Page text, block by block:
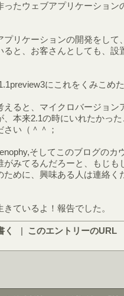
ったウェブアプリケーション
プリケーションの開発をして
ると、お客さんとしても、設
にこれをくみこめ
えると、マイクロバージョン
、本来2.1の時にいれたかっ
さい（＾＾；
そしてこのブログのカ
がみてるんだろーと、もじも
ために、興味ある人は連絡
きているよ！報告でした。
く | このエントリーのURL